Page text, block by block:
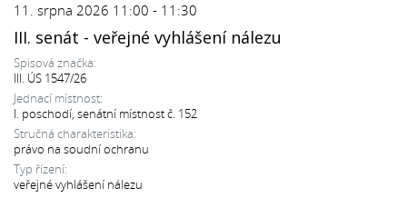
11. srpna 2026 11:00 - 11:30
III. senát - veřejné vyhlášení nálezu
Spisová značka:
III. ÚS 1547/26
Jednací místnost:
I. poschodí, senátní místnost č. 152
Stručná charakteristika:
právo na soudní ochranu
Typ řízení:
veřejné vyhlášení nálezu